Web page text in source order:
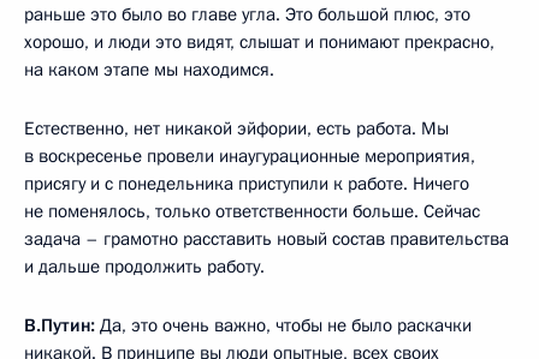
раньше это было во главе угла. Это большой плюс, это
хорошо, и люди это видят, слышат и понимают прекрасно,
на каком этапе мы находимся.
Естественно, нет никакой эйфории, есть работа. Мы
в воскресенье провели инаугурационные мероприятия,
присягу и с понедельника приступили к работе. Ничего
не поменялось, только ответственности больше. Сейчас
задача – грамотно расставить новый состав правительства
и дальше продолжить работу.
В.Путин: Да, это очень важно, чтобы не было раскачки
никакой. В принципе вы люди опытные, всех своих